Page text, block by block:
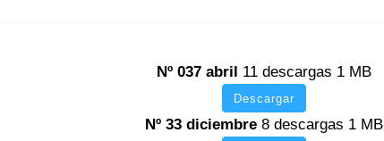
Nº 037 abril 11 descargas 1 MB
Descargar
Nº 33 diciembre 8 descargas 1 MB